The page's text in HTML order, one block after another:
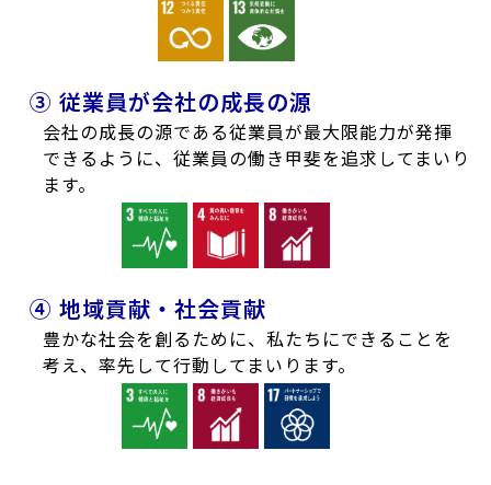
③ 従業員が会社の成長の源
会社の成長の源である従業員が最大限能力が発揮
できるように、従業員の働き甲斐を追求してまいり
ます。
④ 地域貢献・社会貢献
豊かな社会を創るために、私たちにできることを
考え、率先して行動してまいります。